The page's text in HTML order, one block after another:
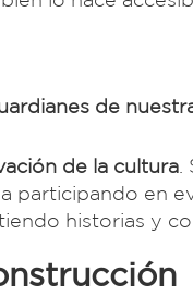
de
de la cultura
participando en
historias y